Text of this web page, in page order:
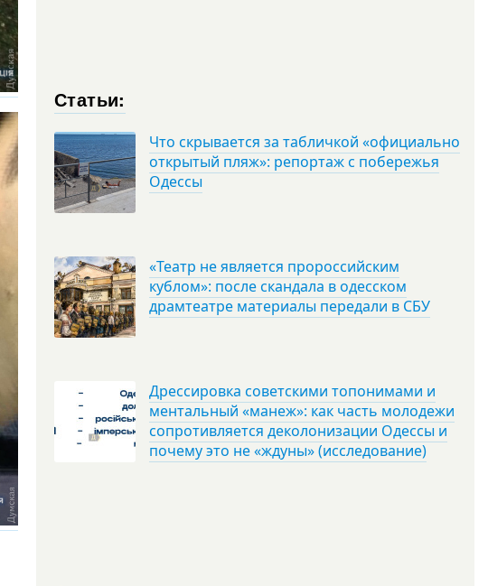
Статьи:
Что скрывается за табличкой «официально
открытый пляж»: репортаж с побережья
Одессы
«Театр не является пророссийским
кублом»: после скандала в одесском
драмтеатре материалы передали в СБУ
Дрессировка советскими топонимами и
ментальный «манеж»: как часть молодежи
сопротивляется деколонизации Одессы и
почему это не «ждуны» (исследование)